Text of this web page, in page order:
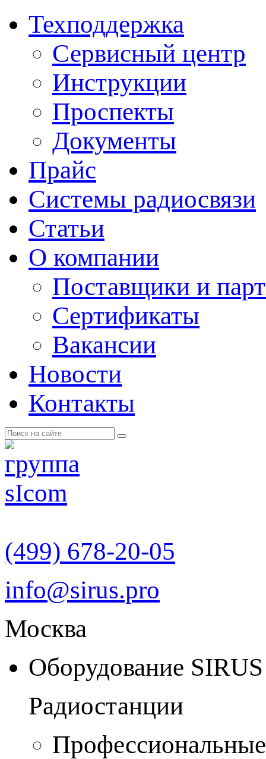
Техподдержка
Сервисный центр
Инструкции
Проспекты
Документы
Прайс
Системы радиосвязи
Статьи
О компании
Поставщики и
Cертификаты
Вакансии
Новости
Контакты
(499) 678-20-05
info@sirus.pro
Москва
Оборудование SIRUS
Радиостанции